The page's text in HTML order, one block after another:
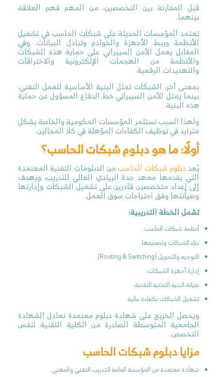
قبل المقارنة بين التخصصين، من المهم فهم العلاقة
بينهما.
تعتمد المؤسسات الحديثة على شبكات الحاسب في تشغيل
الأنظمة وربط الأجهزة والخوادم وتبادل البيانات. وفي
المقابل يعمل الأمن السيبراني على حماية هذه الشبكات
والأنظمة من الهجمات الإلكترونية والاختراقات
والتهديدات الرقمية.
بمعنى آخر، الشبكات تمثل البنية الأساسية للعمل التقني،
بينما يمثل الأمن السيبراني خط الدفاع المسؤول عن حماية
هذه البنية.
ولهذا السبب تستثمر المؤسسات الحكومية والخاصة بشكل
متزايد في توظيف الكفاءات المؤهلة في كلا المجالين.
أولًا: ما هو دبلوم شبكات الحاسب؟
يُعددبلوم شبكات الحاسب من الدبلومات التقنية المعتمدة
التي يقدمها معهد جدة الريادي العالي للتدريب، ويهدف
إلى إعداد متخصصين قادرين على تشغيل الشبكات وإدارتها
وصيانتها وفق احتياجات سوق العمل.
تشمل الخطة التدريبية:
أنظمة شبكات الحاسب.
بناء الشبكات وتصميمها.
التوجيه والتحويل (Routing & Switching).
إدارة أجهزة الشبكات.
صيانة البنية التحتية التقنية.
تشغيل الشبكات بكفاءة عالية.
ويحصل الخريج على شهادة دبلوم معتمدة تعادل الشهادة
الجامعية المتوسطة الصادرة من الكلية التقنية لنفس
التخصص.
مزايا دبلوم شبكات الحاسب
شهادة معتمدة من المؤسسة العامة للتدريب التقني والمهني.